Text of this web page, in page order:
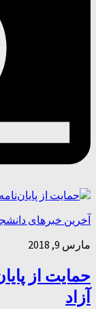
آخرین خبرهای
مارس 9, 2018
حمایت از
آزاد